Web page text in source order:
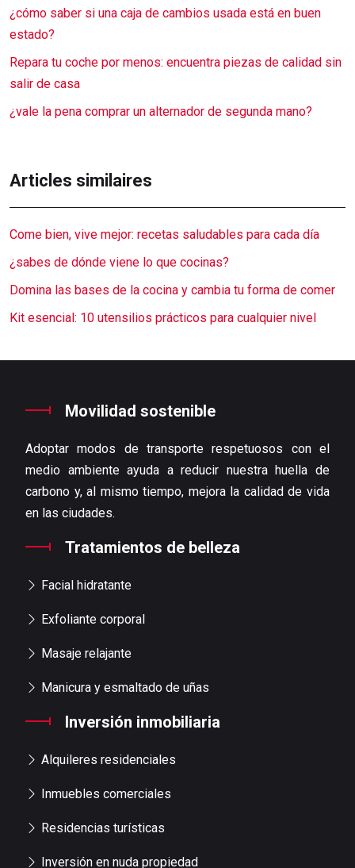
¿cómo saber si una caja de cambios usada está en buen
estado?
Repara tu coche por menos: encuentra piezas de calidad sin
salir de casa
¿vale la pena comprar un alternador de segunda mano?
Articles similaires
Come bien, vive mejor: recetas saludables para cada día
¿sabes de dónde viene lo que cocinas?
Domina las bases de la cocina y cambia tu forma de comer
Kit esencial: 10 utensilios prácticos para cualquier nivel
Movilidad sostenible
Adoptar modos de transporte respetuosos con el
medio ambiente ayuda a reducir nuestra huella de
carbono y, al mismo tiempo, mejora la calidad de vida
en las ciudades.
Tratamientos de belleza
Facial hidratante
Exfoliante corporal
Masaje relajante
Manicura y esmaltado de uñas
Inversión inmobiliaria
Alquileres residenciales
Inmuebles comerciales
Residencias turísticas
Inversión en nuda propiedad